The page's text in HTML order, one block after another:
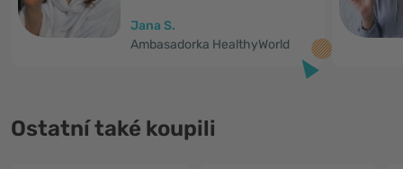
Jana S.
Ambasadorka HealthyWorld
Ostatní také koupili